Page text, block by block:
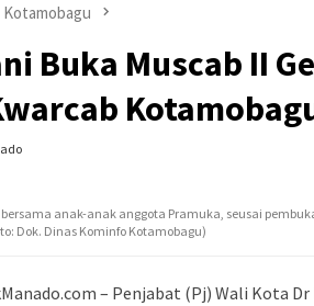
Kotamobagu
Buka Muscab II
bersama anak-anak anggota Pramuka, seusai
Dok. Dinas Kominfo Kotamobagu)
– Penjabat (Pj) Wali Kota Dr